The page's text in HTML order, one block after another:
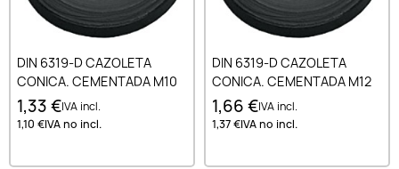
DIN 6319-D CAZOLETA
CONICA. CEMENTADA M10
1,33 €IVA incl.
1,10 €IVA no incl.
DIN 6319-D CAZOLETA
CONICA. CEMENTADA M12
1,66 €IVA incl.
1,37 €IVA no incl.